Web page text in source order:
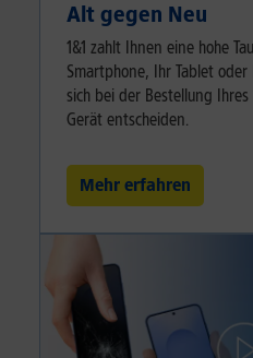
Alt gegen Neu
1&1 zahlt Ihnen eine hohe
Smartphone, Ihr Tablet
sich bei der Bestellung Ihres
Gerät entscheiden.
Mehr erfahren